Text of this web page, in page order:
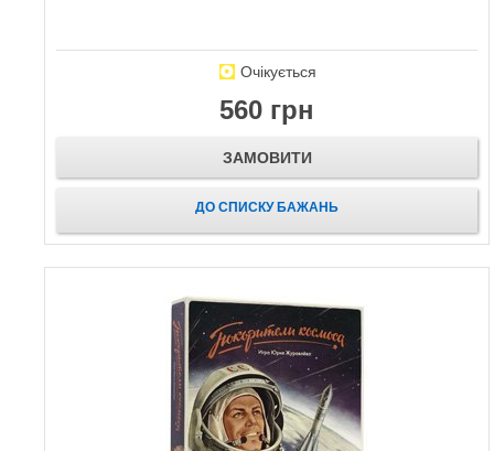
Очікується
560 грн
ЗАМОВИТИ
ДО СПИСКУ БАЖАНЬ